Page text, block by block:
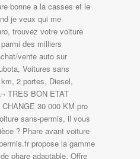
bonne a la casses et le
je veux qui me
trouvez votre voiture
des milliers
vente auto sur
Voitures sans
2 portes, Diesel,
TRES BON ETAT
30 000 KM pro
sans-permis, il vous
? Phare avant voiture
propose la gamme
phare adaptable. Offre